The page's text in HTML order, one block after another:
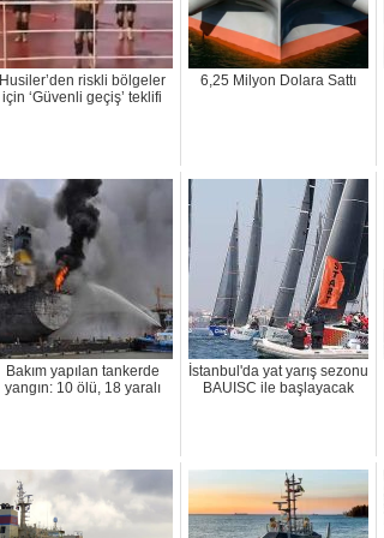
Husiler’den riskli bölgeler
için ‘Güvenli geçiş’ teklifi
6,25 Milyon Dolara Sattı
Bakım yapılan tankerde
yangın: 10 ölü, 18 yaralı
İstanbul'da yat yarış sezonu
BAUISC ile başlayacak